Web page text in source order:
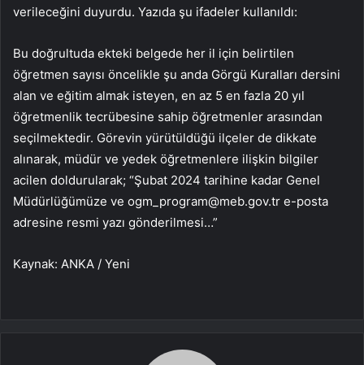
verileceğini duyurdu. Yazıda şu ifadeler kullanıldı:
Bu doğrultuda ekteki belgede her il için belirtilen
öğretmen sayısı öncelikle şu anda Görgü Kuralları dersini
alan ve eğitim almak isteyen, en az 5 en fazla 20 yıl
öğretmenlik tecrübesine sahip öğretmenler arasından
seçilmektedir. Görevin yürütüldüğü ilçeler de dikkate
alınarak, müdür ve yedek öğretmenlere ilişkin bilgiler
acilen doldurularak; “Şubat 2024 tarihine kadar Genel
Müdürlüğümüze ve ogm_program@meb.gov.tr ​​e-posta
adresine resmi yazı gönderilmesi…”
Kaynak: ANKA / Yeni